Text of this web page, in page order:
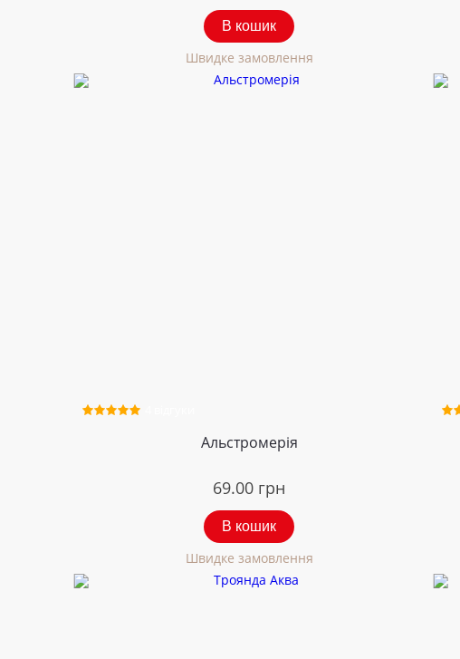
В кошик
Швидке замовлення
Альстромерія
69.00 грн
В кошик
Швидке замовлення